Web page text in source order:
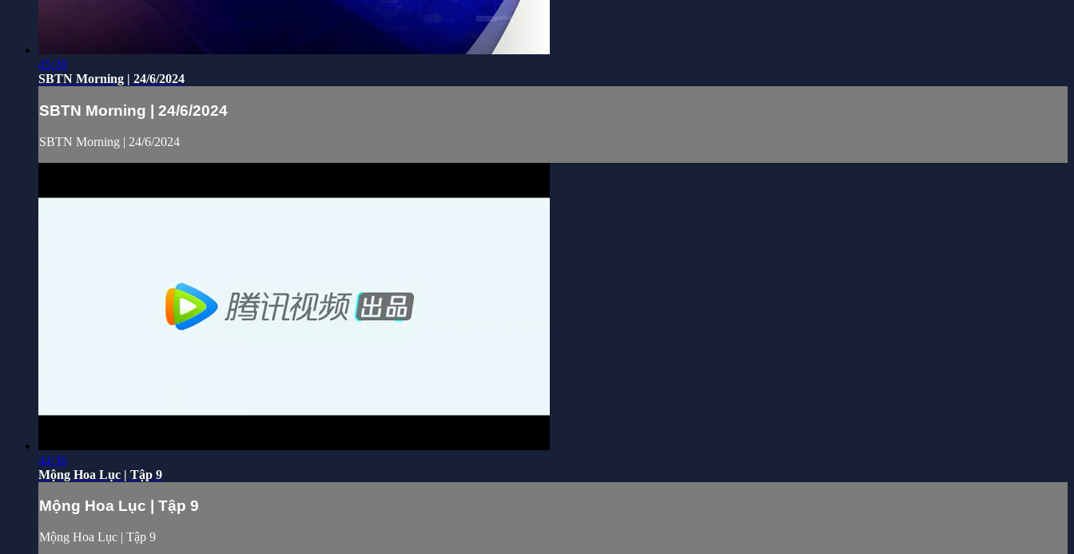
45:28
SBTN Morning | 24/6/2024
SBTN Morning | 24/6/2024
SBTN Morning | 24/6/2024
44:36
Mộng Hoa Lục | Tập 9
Mộng Hoa Lục | Tập 9
Mộng Hoa Lục | Tập 9